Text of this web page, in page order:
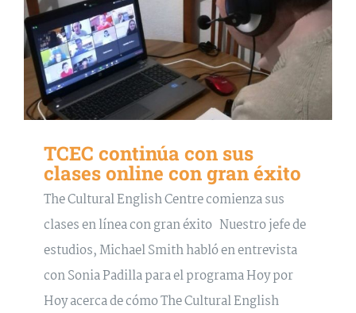
TCEC continúa con sus
clases online con gran éxito
The Cultural English Centre comienza sus
clases en línea con gran éxito Nuestro jefe de
estudios, Michael Smith habló en entrevista
con Sonia Padilla para el programa Hoy por
Hoy acerca de cómo The Cultural English